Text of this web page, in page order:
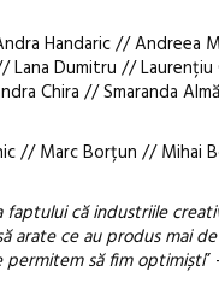
Handaric // Andreea
Lana Dumitru //
Chira // Smaranda
// Marc Borțun // Mihai
că industriile
arate ce au produs mai
permitem să fim optimiști